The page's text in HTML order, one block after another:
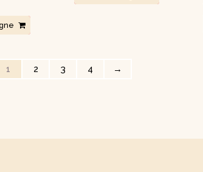
1 2 3 4 →